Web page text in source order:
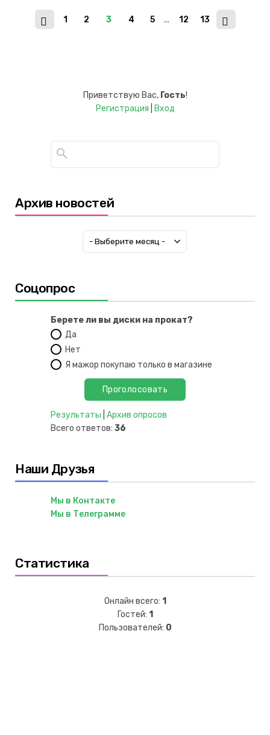
1 2 3 4 5 ... 12 13
Приветствую Вас, Гость!
Регистрация
Вход
Архив новостей
Соцопрос
Берете ли вы диски на прокат?
Да
Нет
Я мажор покупаю только в магазине
Результаты Архив опросов
Всего ответов: 36
Наши Друзья
Мы в Контакте
Мы в Телеграмме
Статистика
Онлайн всего: 1
Гостей: 1
Пользователей: 0